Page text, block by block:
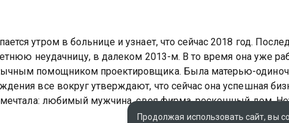
утром в больнице и узнает, что сейчас 2018 год.
неудачницу, в далеком 2013-м. В то время она уже
помощником проектировщика. Была матерью-
все вокруг утверждают, что сейчас она успешная
мечтала: любимый мужчина, своя фирма, роскошный дом.
мистика и не розыгрыш. Постепенно она восстанавливает
Продолжая использовать сайт, вы